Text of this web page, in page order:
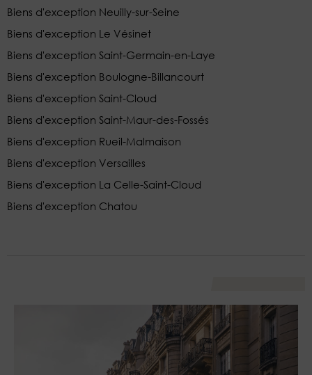
Biens d'exception Neuilly-sur-Seine
Biens d'exception Le Vésinet
Biens d'exception Saint-Germain-en-Laye
Biens d'exception Boulogne-Billancourt
Biens d'exception Saint-Cloud
Biens d'exception Saint-Maur-des-Fossés
Biens d'exception Rueil-Malmaison
Biens d'exception Versailles
Biens d'exception La Celle-Saint-Cloud
Biens d'exception Chatou